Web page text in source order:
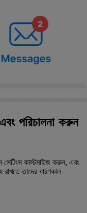
পরিচালনা করুন
সেটিংস কাস্টমাইজ করুন, এবং
রাখতে তাদের ধারণকাল